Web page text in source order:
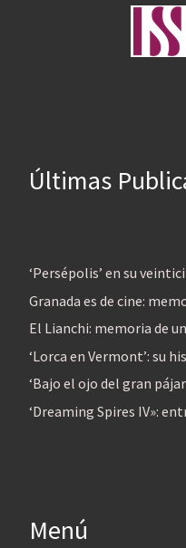
Últimas
‘Persépolis’ en su
Granada es de cine:
El Lianchi: memoria de
‘Lorca en Vermont’: su
‘Bajo el ojo del gran
‘Dreaming Spires IV»:
Menú